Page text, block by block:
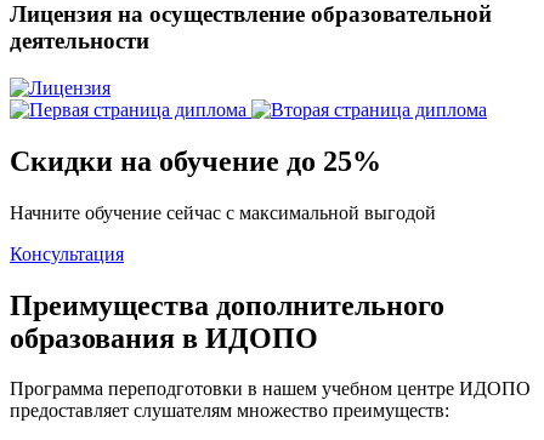
Лицензия на осуществление образовательной
деятельности
Скидки на обучение до 25%
Начните обучение сейчас с максимальной выгодой
Консультация
Преимущества дополнительного
образования в ИДОПО
Программа переподготовки в нашем учебном центре ИДОПО
предоставляет слушателям множество преимуществ: